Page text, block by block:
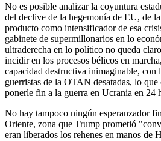
No es posible analizar la coyuntura
del declive de la hegemonía de EU, de
producto como intensificador de esa
gabinete de supermillonarios en lo
ultraderecha en lo político no queda
incidir en los procesos bélicos en
capacidad destructiva inimaginable, con
guerristas de la OTAN desatadas, lo
ponerle fin a la guerra en Ucrania en 24
No hay tampoco ningún esperanzador
Oriente, zona que Trump prometió
eran liberados los rehenes en manos de